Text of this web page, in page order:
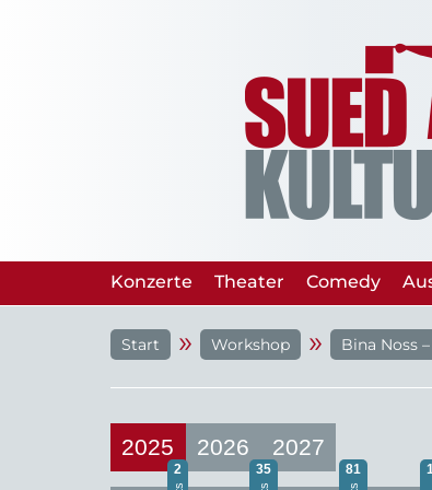
Konzerte Theater Comedy
Start » Workshop » Bina Noss
2025 2026 2027
2 35 81